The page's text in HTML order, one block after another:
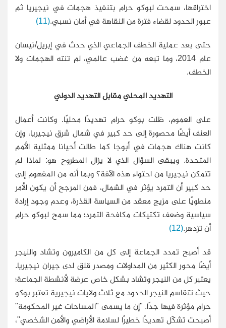
اختراقها، سمحت لبوكو حرام بتنفيذ هجمات في نيجيريا ثم
عبور الحدود لقضاء فترة من النقاهة في أمان نسبي.(11)
حتى بعد عملية الخطف الجماعي الذي حدث في إبريل/نيسان
عام 2014، وما تبعه من غضب عالمي، لم تنته الهجمات ولا
الخطف.
التهديد المحلي مقابل التهديد الدولي
على العموم، ظلت بوكو حرام تهديدًا محليًا. وكانت أعمال
العنف أيضًا محصورة إلى حد كبير في شمال شرق نيجيريا، وإن
كانت هناك هجمات في أبوجا كما طالت أحيانا ممثلية الأمم
المتحدة. ويبقى السؤال الذي لا يزال المطروح هو: لماذا لم
تتمكن نيجيريا من احتواء هذه الآفة؟ وبما أنه من المفهوم إلى
حد كبير أن التمرد يؤثر في الشمال، فمن المرجح أن يكون الأمر
منطويًا على مزيج معقد من السياسة القذرة، وعدم وجود إرادة
سياسية وضعف تكتيكات مكافحة التمرد؛ مما سمح لبوكو حرام
أن تزدهر.(12)
قد أصبح تمدد الجماعة إلى كل من الكاميرون وتشاد والنيجر
أيضًا محور الكثير من المداولات ومصدر قلق لدى جيران نيجيريا.
يعتبر كل من النيجر وتشاد بشكل خاص عرضة لأنشطة الجماعة؛
حيث تتقاسم النيجر الحدود مع ثلاث ولايات نيجيرية تعتبر بوكو
حرام مؤثرة فيها جدًا. "إن ما يسمى "المساحات غير المحكومة"
أصبحت تشكّل تهديدًا خطيرًا لسلامة الأراضي والأمن الشخصي"،